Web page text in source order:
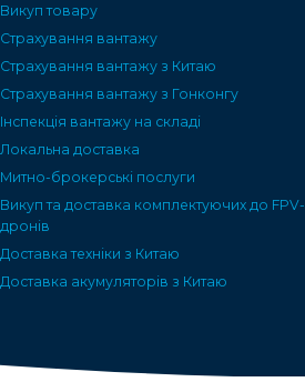
Викуп товару
Страхування вантажу
Страхування вантажу з Китаю
Страхування вантажу з Гонконгу
Інспекція вантажу на складі
Локальна доставка
Митно-брокерські послуги
Викуп та доставка комплектуючих до FPV-
дронів
Доставка техніки з Китаю
Доставка акумуляторів з Китаю